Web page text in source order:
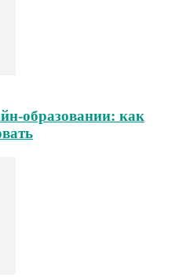
образовании: как